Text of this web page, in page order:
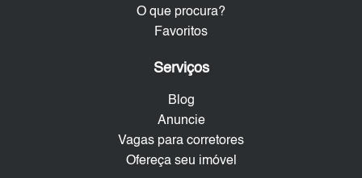
O que procura?
Favoritos
Serviços
Blog
Anuncie
Vagas para corretores
Ofereça seu imóvel